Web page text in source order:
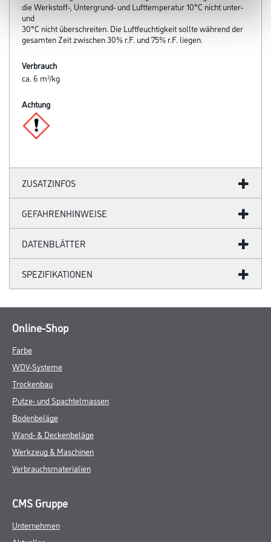
die Werkstoff-, Untergrund- und Lufttemperatur 10°C nicht unter-
und
30°C nicht überschreiten. Die Luftfeuchtigkeit sollte während der
gesamten Zeit zwischen 30% r.F. und 75% r.F. liegen.
Verbrauch
ca. 6 m²/kg
Achtung
ZUSATZINFOS
GEFAHRENHINWEISE
DATENBLÄTTER
SPEZIFIKATIONEN
Online-Shop
Farbe
WDV-Systeme
Trockenbau
Putze- und Spachtelmassen
Bodenbeläge
Wand- & Deckenbeläge
Werkzeug & Maschinen
Verbrauchsmaterialien
CMS Gruppe
Unternehmen